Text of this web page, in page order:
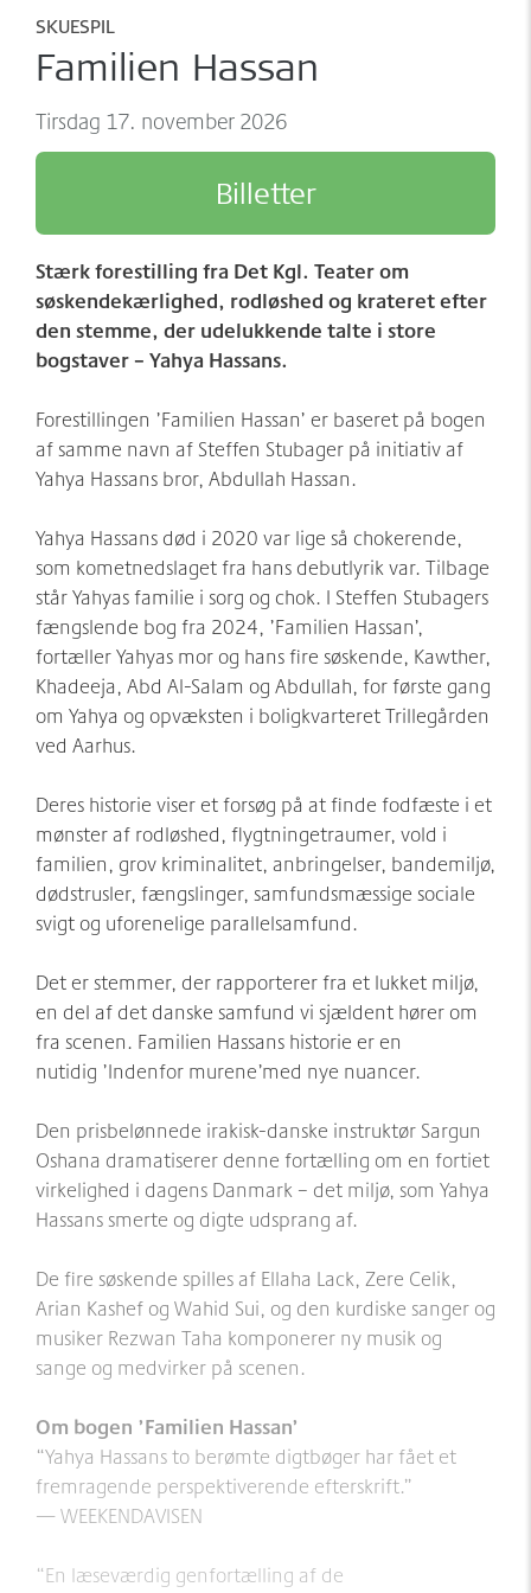
Sponsorer
net:vaerket og net:vaerket+
Kontakt
Møder/konferencer/fester
Værkets scener og sale
Spillestedet Turbinen
Grønnere tiltag
Følg os
SKUESPIL
Familien Hassan
tirsdag 17. november 2026
Billetter
Stærk forestilling fra Det Kgl. Teater om
søskendekærlighed, rodløshed og krateret efter
den stemme, der udelukkende talte i store
bogstaver – Yahya Hassans.
Forestillingen ’Familien Hassan’ er baseret på bogen
af samme navn af Steffen Stubager på initiativ af
Yahya Hassans bror, Abdullah Hassan.
Yahya Hassans død i 2020 var lige så chokerende,
som kometnedslaget fra hans debutlyrik var. Tilbage
står Yahyas familie i sorg og chok. I Steffen Stubagers
fængslende bog fra 2024, ’Familien Hassan’,
fortæller Yahyas mor og hans fire søskende, Kawther,
Khadeeja, Abd Al-Salam og Abdullah, for første gang
om Yahya og opvæksten i boligkvarteret Trillegården
ved Aarhus.
Deres historie viser et forsøg på at finde fodfæste i et
mønster af rodløshed, flygtningetraumer, vold i
familien, grov kriminalitet, anbringelser, bandemiljø,
dødstrusler, fængslinger, samfundsmæssige sociale
svigt og uforenelige parallelsamfund.
Det er stemmer, der rapporterer fra et lukket miljø,
en del af det danske samfund vi sjældent hører om
fra scenen. Familien Hassans historie er en
nutidig ’Indenfor murene’med nye nuancer.
Den prisbelønnede irakisk-danske instruktør Sargun
Oshana dramatiserer denne fortælling om en fortiet
virkelighed i dagens Danmark – det miljø, som Yahya
Hassans smerte og digte udsprang af.
De fire søskende spilles af Ellaha Lack, Zere Celik,
Arian Kashef og Wahid Sui, og den kurdiske sanger og
musiker Rezwan Taha komponerer ny musik og
sange og medvirker på scenen.
Om bogen ’Familien Hassan’
“Yahya Hassans to berømte digtbøger har fået et
fremragende perspektiverende efterskrift.”
— WEEKENDAVISEN
“En læseværdig genfortælling af de